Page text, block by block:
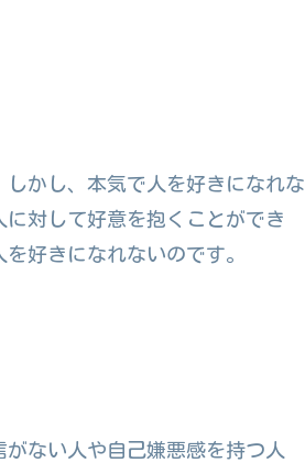
かし、本気で人を好きになれな
対して好意を抱くことができ
好きになれないのです。
ない人や自己嫌悪感を持つ人